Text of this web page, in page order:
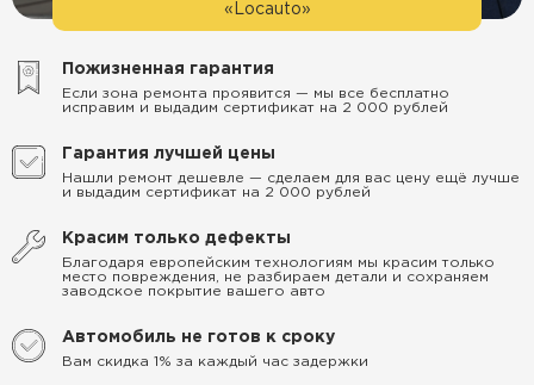
«Locauto»
Пожизненная гарантия
Если зона ремонта проявится — мы все бесплатно
исправим и выдадим сертификат на 2 000 рублей
Гарантия лучшей цены
Нашли ремонт дешевле — сделаем для вас цену ещё лучше
и выдадим сертификат на 2 000 рублей
Красим только дефекты
Благодаря европейским технологиям мы красим только
место повреждения, не разбираем детали и сохраняем
заводское покрытие вашего авто
Автомобиль не готов к сроку
Вам скидка 1% за каждый час задержки